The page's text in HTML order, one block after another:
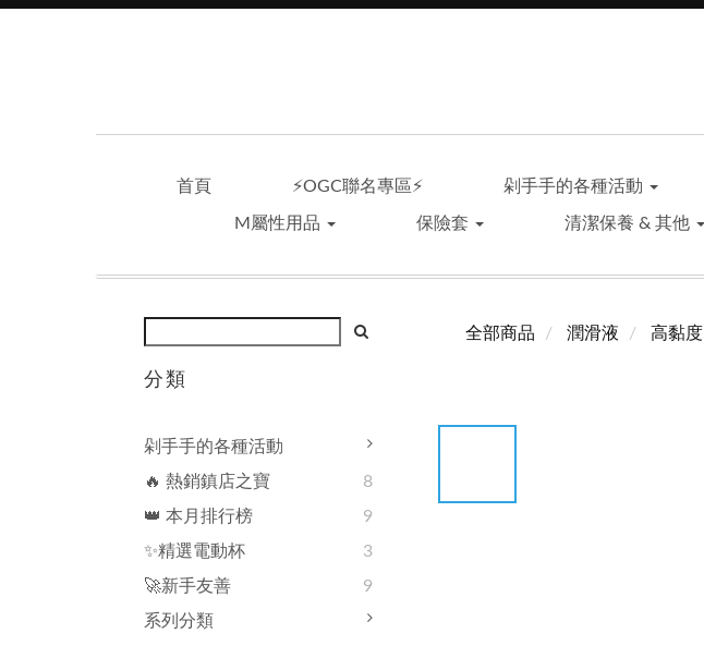
首頁 ⚡OGC聯名專區⚡ 剁手手的各種活動
M屬性用品 保險套 清潔保養 & 其他
分類
剁手手的各種活動
🔥 熱銷鎮店之寶
8
👑 本月排行榜
9
✨精選電動杯
3
🚀新手友善
9
系列分類
全部商品 潤滑液 高黏度